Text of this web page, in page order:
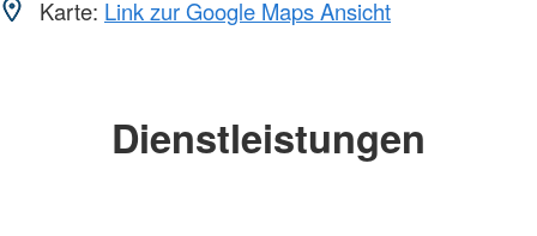
Karte: Link zur Google Maps Ansicht
Dienstleistungen